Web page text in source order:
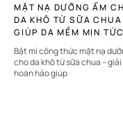
MẶT NẠ DƯỠNG ẨM
DA KHÔ TỪ SỮA CHUA
GIÚP DA MỀM MỊN
Bật mí công thức mặt nạ
cho da khô từ sữa chua –
hoàn hảo giúp